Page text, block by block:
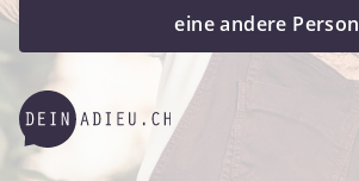
eine andere Person